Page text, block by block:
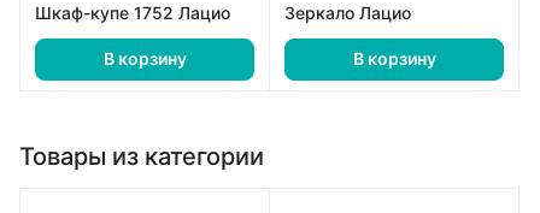
Шкаф-купе 1752 Лацио
В корзину
Зеркало Лацио
В корзину
Товары из категории